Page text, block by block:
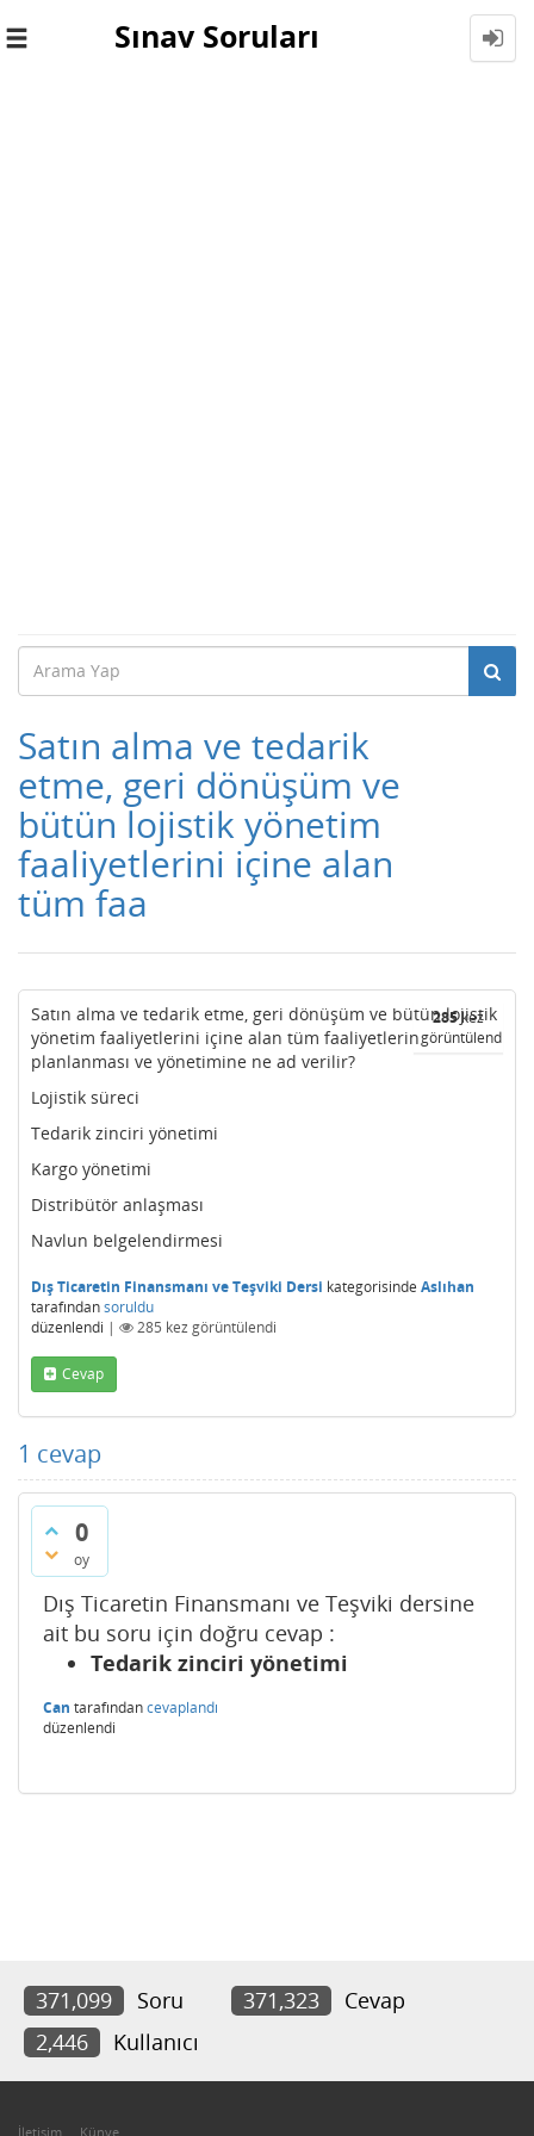
Toggle
Sınav Soruları
Satın alma ve tedarik
etme, geri dönüşüm ve
bütün lojistik yönetim
faaliyetlerini içine alan
tüm faa
285kez
görüntülendi
Satın alma ve tedarik etme, geri dönüşüm ve bütün lojistik
yönetim faaliyetlerini içine alan tüm faaliyetlerin
planlanması ve yönetimine ne ad verilir?
Lojistik süreci
Tedarik zinciri yönetimi
Kargo yönetimi
Distribütör anlaşması
Navlun belgelendirmesi
Dış Ticaretin Finansmanı ve Teşviki Dersi kategorisinde Aslıhan
tarafındansoruldu
düzenlendi | 285 kez görüntülendi
Cevap
1 cevap
0
oy
Dış Ticaretin Finansmanı ve Teşviki dersine
ait bu soru için doğru cevap :
Tedarik zinciri yönetimi
Can tarafındancevaplandı
düzenlendi
371,099 Soru 371,323
Cevap
2,446
Kullanıcı
İletişim Künye